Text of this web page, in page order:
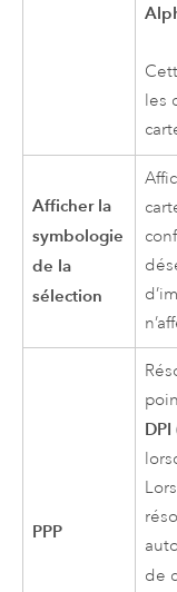
les
Afficher la
symbologie
de la
sélection
PPP
DPI
de